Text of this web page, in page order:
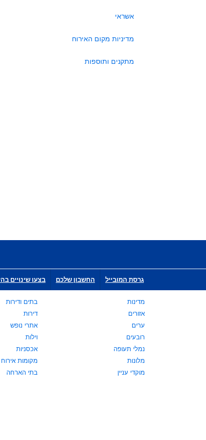
אשראי
מדיניות מקום האירוח
מתקנים ותוספות
גרסת המובייל החשבון שלכם בצעו שינויים
מדינות
אזורים
ערים
רובעים
נמלי תעופה
מלונות
מוקדי עניין
בתים ודירות
דירות
אתרי נופש
וילות
אכסניות
מקומות אירוח B&B
בתי הארחה